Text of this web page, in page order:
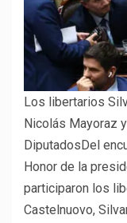
Los libertarios
Nicolás Mayoraz
DiputadosDel
Honor de la
participaron los
Castelnuovo,